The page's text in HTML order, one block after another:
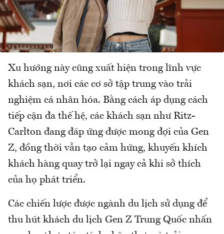
Xu hướng này cũng xuất hiện trong lĩnh vực
khách sạn, nơi các cơ sở tập trung vào trải
nghiệm cá nhân hóa. Bằng cách áp dụng cách
tiếp cận đa thế hệ, các khách sạn như Ritz-
Carlton đang đáp ứng được mong đợi của Gen
Z, đồng thời vẫn tạo cảm hứng, khuyến khích
khách hàng quay trở lại ngay cả khi sở thích
của họ phát triển.
Các chiến lược được ngành du lịch sử dụng để
thu hút khách du lịch Gen Z Trung Quốc nhấn